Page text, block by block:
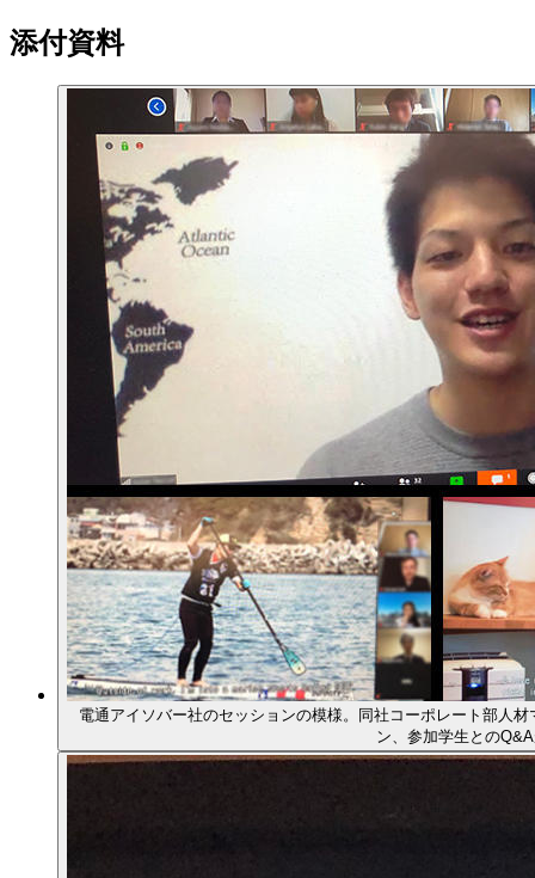
添付資料
電通アイソバー社のセッションの模様。同社コーポレート部人
ン、参加学生との